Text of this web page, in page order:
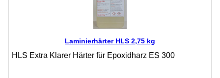
Laminierhärter HLS 2,75 kg
HLS Extra Klarer Härter für Epoxidharz ES 300